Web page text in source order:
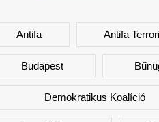
Antifa Antifa
Budapest
Demokratikus Koalíció